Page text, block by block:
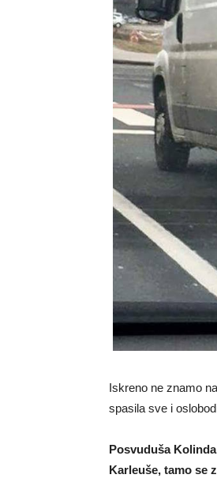
Iskreno ne znamo
spasila sve i
Posvuduša
Karleuše, tamo se